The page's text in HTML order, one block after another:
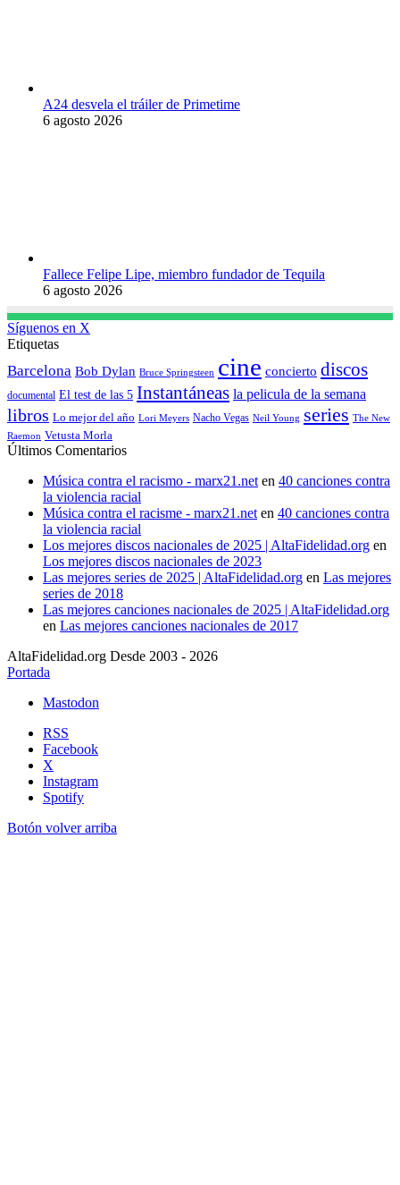
A24 desvela el tráiler de Primetime
6 agosto 2026
Fallece Felipe Lipe, miembro fundador de Tequila
6 agosto 2026
Síguenos en X
Etiquetas
Barcelona Bob Dylan Bruce Springsteen cine concierto discos
documental El test de las 5 Instantáneas la pelicula de la semana
libros Lo mejor del año Lori Meyers Nacho Vegas Neil Young series The New
Raemon Vetusta Morla
Últimos Comentarios
Música contra el racismo - marx21.neten 40 canciones contra
la violencia racial
Música contra el racisme - marx21.neten 40 canciones contra
la violencia racial
Los mejores discos nacionales de 2025 | AltaFidelidad.org en
Los mejores discos nacionales de 2023
Las mejores series de 2025 | AltaFidelidad.org en Las mejores
series de 2018
Las mejores canciones nacionales de 2025 | AltaFidelidad.org
en Las mejores canciones nacionales de 2017
AltaFidelidad.org Desde 2003 - 2026
Portada
Mastodon
RSS
Facebook
X
Instagram
Spotify
Botón volver arriba